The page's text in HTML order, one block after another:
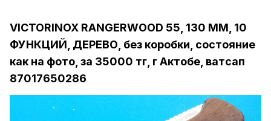
VICTORINOX RANGERWOOD 55, 130 ММ, 10
ФУНКЦИЙ, ДЕРЕВО, без коробки, состояние
как на фото, за 35000 тг, г Актобе, ватсап
87017650286